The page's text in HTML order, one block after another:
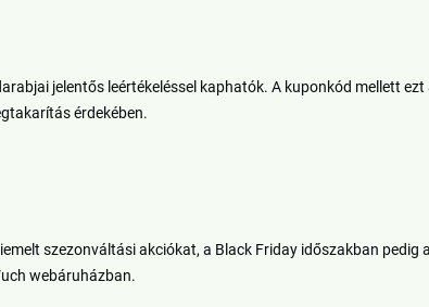
jelentős leértékeléssel kaphatók. A kuponkód mellett ezt
érdekében.
szezonváltási akciókat, a Black Friday időszakban pedig
webáruházban.